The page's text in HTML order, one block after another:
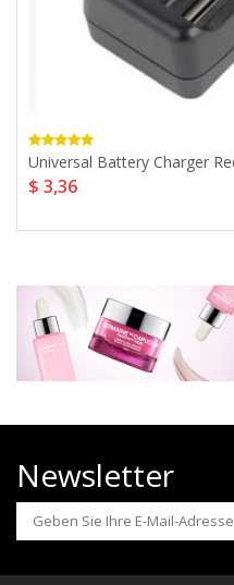
Universal Battery Charger
$ 3,36
Newsletter